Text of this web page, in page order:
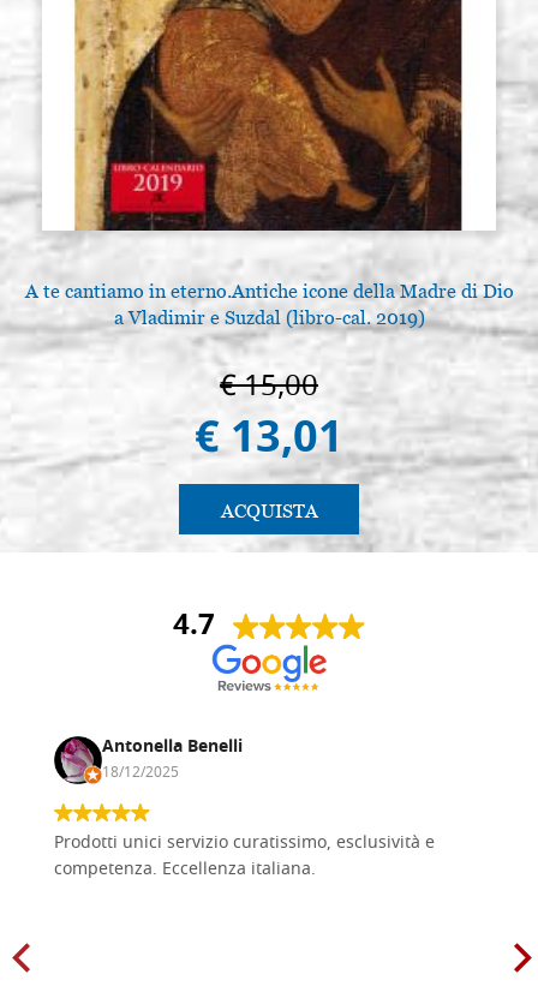
A te cantiamo in eterno.Antiche icone della Madre di Dio
a Vladimir e Suzdal (libro-cal. 2019)
€ 15,00
€ 13,01
ACQUISTA
4.7
Antonella Benelli
18/12/2025
Prodotti unici servizio curatissimo, esclusività e
competenza. Eccellenza italiana.